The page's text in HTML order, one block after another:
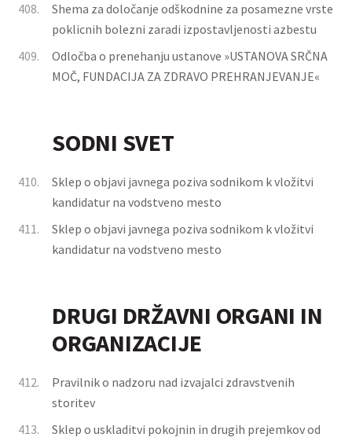
408.
Shema za določanje odškodnine za posamezne vrste
poklicnih bolezni zaradi izpostavljenosti azbestu
409.
Odločba o prenehanju ustanove »USTANOVA SRČNA
MOČ, FUNDACIJA ZA ZDRAVO PREHRANJEVANJE«
SODNI SVET
410.
Sklep o objavi javnega poziva sodnikom k vložitvi
kandidatur na vodstveno mesto
411.
Sklep o objavi javnega poziva sodnikom k vložitvi
kandidatur na vodstveno mesto
DRUGI DRŽAVNI ORGANI IN
ORGANIZACIJE
412.
Pravilnik o nadzoru nad izvajalci zdravstvenih
storitev
413.
Sklep o uskladitvi pokojnin in drugih prejemkov od